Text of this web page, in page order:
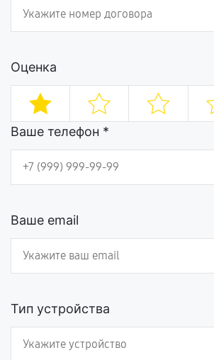
Оценка
Ваше телефон *
Ваше email
Тип устройства